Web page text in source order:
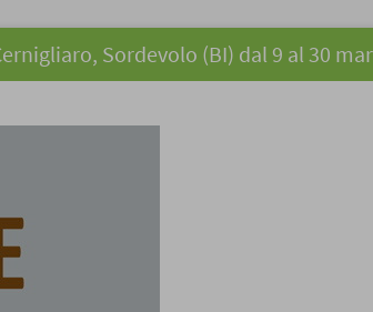
Sordevolo (BI) dal 9 al 30